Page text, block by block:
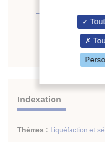
Voir le
Indexation
Thèmes : Liquéfaction et